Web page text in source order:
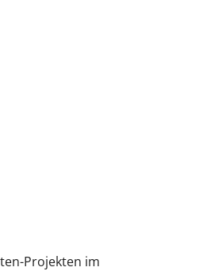
Projekten im